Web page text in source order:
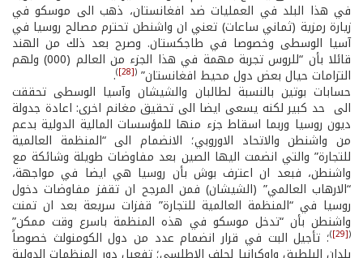
في هذا البلد في العمليات ضد افغانستان، ذهب الى موسكو في
زيارة رمزية (ثماني ساعات) تعني ان واشنطن تحترم مصالح روسيا في
آسيا الوسطى وخصوصا في طاجكستان. وصرح بعد ذلك من الهند
قائلا بأن “للروس تجربة مهمة في هذا الجزء من العالم (000) ولهم
التزامات حيال بعض دول محيط افغانستان” (
[28]
)
.
حسابات بوتين بالنسبة لطالبان والشيشان وآسيا الوسطى تحققت
الى حد كبير لكنه يسعى ايضا الى تحقيق مغانم اخرى: اعادة جدولة
ديون روسيا وربما اسقاط جزء منها للمؤسسات المالية الدولية بدعم
من واشنطن والاتحاد الاوروبي؛ الانضمام الى “المنظمة العالمية
للتجارة” والتي انضمت اليها الصين بعد مفاوضات طويلة وشائكة مع
واشنطن، فبعد ان اعترف بوش بأن روسيا هي ايضا في مواجهة،
“الارهاب العالمي” (الشيشان) فمن المرجح ان تقفز مفاوضات دخول
روسيا في “المنظمة العالمية للتجارة” قفزات سريعة بعد ان تمنت
واشنطن بأن “تدخل موسكو في هذه المنظمة باسرع وقت ممكن”
(
[29]
)؛ تأجيل البت في قرار انضمام عدد من دول الكومنولث خصوصاً